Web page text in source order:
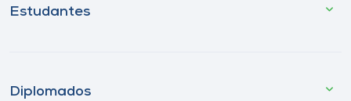
Estudantes
Diplomados